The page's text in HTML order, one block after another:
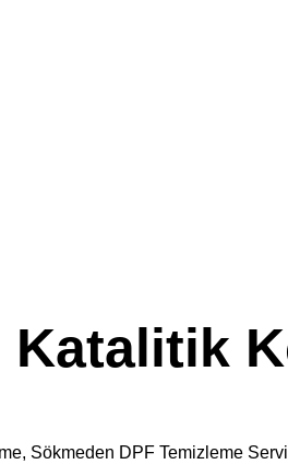
Katalitik
Sökmeden DPF Temizleme